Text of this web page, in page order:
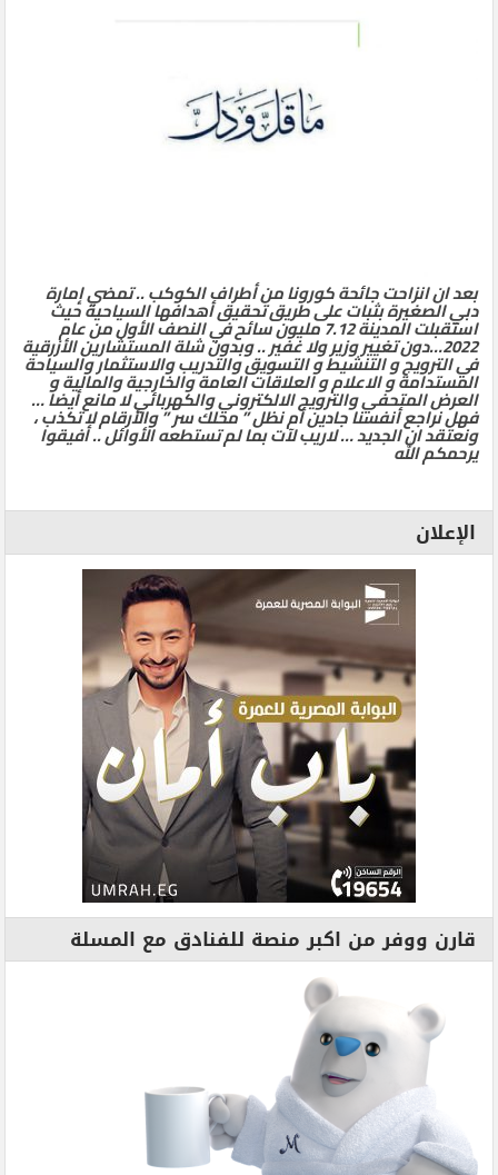
بعد ان انزاحت جائحة كورونا من أطراف الكوكب .. تمضي إمارة
دبي الصغيرة بثبات على طريق تحقيق أهدافها السياحية حيث
استقبلت المدينة 7.12 مليون سائح في النصف الأول من عام
2022…دون تغيير وزير ولا غفير .. وبدون شلة المستشارين الأزرقية
في الترويج و التنشيط و التسويق والتدريب والاستثمار والسياحة
المستدامة و الاعلام و العلاقات العامة والخارجية والمالية و
العرض المتحفي والترويج الالكتروني والكهربائي لا مانع أيضا …
فهل نراجع أنفسنا جادين أم نظل ” محلك سر ” والأرقام لا تكذب ،
ونعتقد ان الجديد … لاريب لآت بما لم تستطعه الأوائل .. أفيقوا
يرحمكم الله
الإعلان
قارن ووفر من اكبر منصة للفنادق مع المسلة